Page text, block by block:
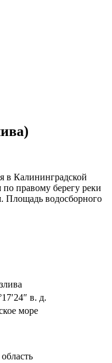
в Калининградской
по правому берегу реки
Площадь водосборного
в. д.
море